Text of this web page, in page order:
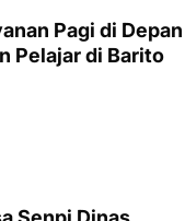
Pagi di Depan
Pelajar di Barito